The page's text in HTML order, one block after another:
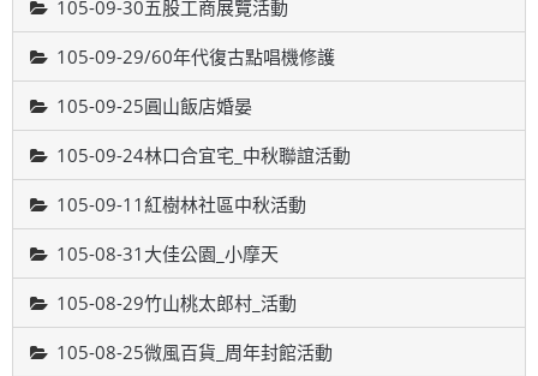
105-09-30五股工商展覽活動
105-09-29/60年代復古點唱機修護
105-09-25圓山飯店婚晏
105-09-24林口合宜宅_中秋聯誼活動
105-09-11紅樹林社區中秋活動
105-08-31大佳公園_小摩天
105-08-29竹山桃太郎村_活動
105-08-25微風百貨_周年封館活動